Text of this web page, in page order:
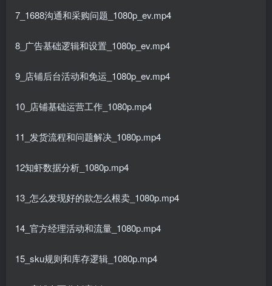
7_1688沟通和采购问题_1080p_ev.mp4
8_广告基础逻辑和设置_1080p_ev.mp4
9_店铺后台活动和免运_1080p_ev.mp4
10_店铺基础运营工作_1080p.mp4
11_发货流程和问题解决_1080p.mp4
12知虾数据分析_1080p.mp4
13_怎么发现好的款怎么根卖_1080p.mp4
14_官方经理活动和流量_1080p.mp4
15_sku规则和库存逻辑_1080p.mp4